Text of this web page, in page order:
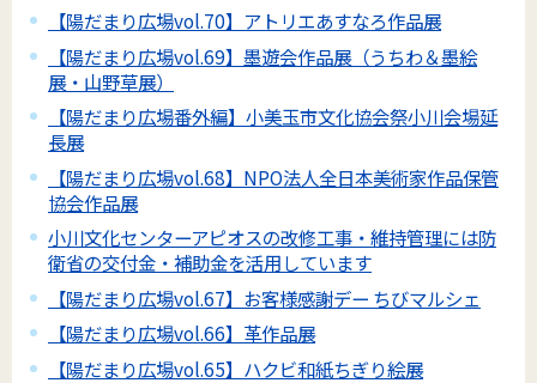
【陽だまり広場vol.70】アトリエあすなろ作品展
【陽だまり広場vol.69】墨遊会作品展（うちわ＆墨絵
展・山野草展）
【陽だまり広場番外編】小美玉市文化協会祭小川会場延
長展
【陽だまり広場vol.68】NPO法人全日本美術家作品保管
協会作品展
小川文化センターアピオスの改修工事・維持管理には防
衛省の交付金・補助金を活用しています
【陽だまり広場vol.67】お客様感謝デー ちびマルシェ
【陽だまり広場vol.66】革作品展
【陽だまり広場vol.65】ハクビ和紙ちぎり絵展